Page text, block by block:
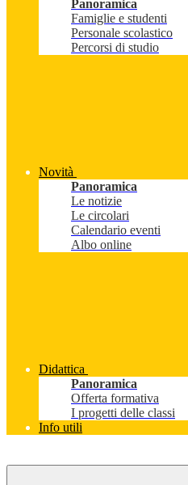
Panoramica
Famiglie e studenti
Personale scolastico
Percorsi di studio
Novità
Panoramica
Le notizie
Le circolari
Calendario eventi
Albo online
Didattica
Panoramica
Offerta formativa
I progetti delle classi
Info utili